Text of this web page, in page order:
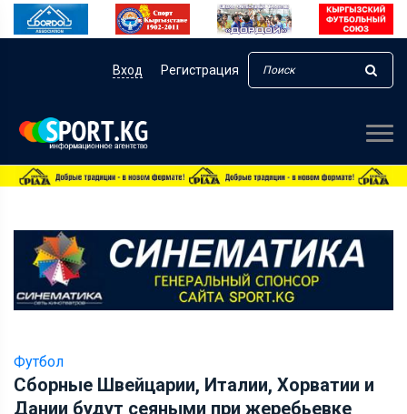
Вход Регистрация
Футбол
Сборные Швейцарии, Италии, Хорватии и
Дании будут сеяными при жеребьевке